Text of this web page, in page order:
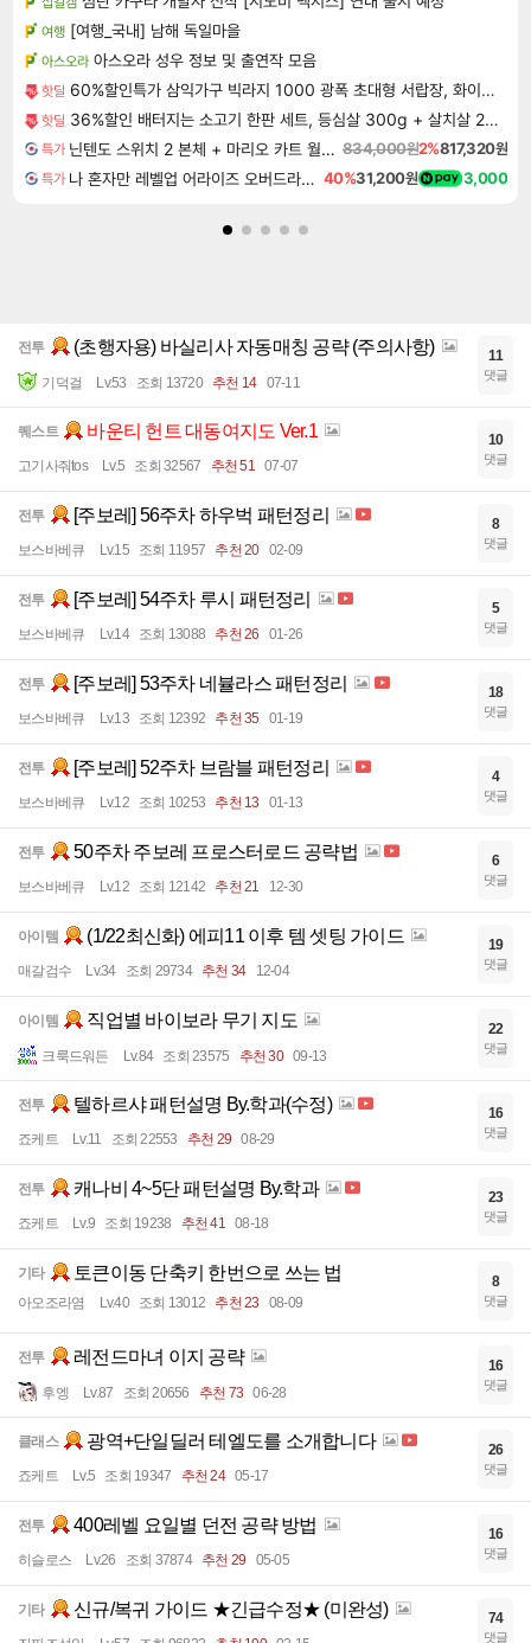
여행 [여행_국내] 남해 독일마을
아스오라 아스오라 성우 정보 및 출연작 모음
핫딜 60%할인특가 삼익가구 빅라지 1000 광폭 초대형 서랍장, 화이트+오크, 1000mm, 5단
핫딜 36%할인 배터지는 소고기 한판 세트, 등심살 300g + 살치살 200g + 부채살 200g + 갈비살 200g + 우삼겹 300g, 1.2kg, 1세트
특가 닌텐도 스위치 2 본체 + 마리오 카트 월드 + 포켓몬 포코피아 번들 834,000원2%817,320원
특가 나 혼자만 레벨업 어라이즈 오버드라이브 디럭스 에디션 Solo Leveling Arise Overdrive Deluxe Edition 40%31,200원 3,000
전투 (초행자용) 바실리사 자동매칭 공략 (주의사항)
기덕걸 Lv.53 조회 13720 추천 14 07-11
11
댓글
퀘스트 바운티 헌트 대동여지도 Ver.1
고기사줘tos Lv.5 조회 32567 추천 51 07-07
10
댓글
전투 [주보레] 56주차 하우벅 패턴정리
보스바베큐 Lv.15 조회 11957 추천 20 02-09
8
댓글
전투 [주보레] 54주차 루시 패턴정리
보스바베큐 Lv.14 조회 13088 추천 26 01-26
5
댓글
전투 [주보레] 53주차 네뷸라스 패턴정리
보스바베큐 Lv.13 조회 12392 추천 35 01-19
18
댓글
전투 [주보레] 52주차 브람블 패턴정리
보스바베큐 Lv.12 조회 10253 추천 13 01-13
4
댓글
전투 50주차 주보레 프로스터로드 공략법
보스바베큐 Lv.12 조회 12142 추천 21 12-30
6
댓글
아이템 (1/22최신화) 에피11 이후 템 셋팅 가이드
매갈검수 Lv.34 조회 29734 추천 34 12-04
19
댓글
아이템 직업별 바이보라 무기 지도
크룩드워든 Lv.84 조회 23575 추천 30 09-13
22
댓글
전투 텔하르샤 패턴설명 By.학과(수정)
죠케트 Lv.11 조회 22553 추천 29 08-29
16
댓글
전투 캐나비 4~5단 패턴설명 By.학과
죠케트 Lv.9 조회 19238 추천 41 08-18
23
댓글
기타 토큰이동 단축키 한번으로 쓰는 법
아오조라염 Lv.40 조회 13012 추천 23 08-09
8
댓글
전투 레전드마녀 이지 공략
후엥 Lv.87 조회 20656 추천 73 06-28
16
댓글
클래스 광역+단일딜러 테엘도를 소개합니다
죠케트 Lv.5 조회 19347 추천 24 05-17
26
댓글
전투 400레벨 요일별 던전 공략 방법
히슬로스 Lv.26 조회 37874 추천 29 05-05
16
댓글
기타 신규/복귀 가이드 ★긴급수정★ (미완성) 74
댓글